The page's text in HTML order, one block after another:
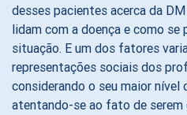
desses pacientes acerca da
lidam com a doença e como se
situação. E um dos fatores
representações sociais dos
considerando o seu maior nível
atentando-se ao fato de